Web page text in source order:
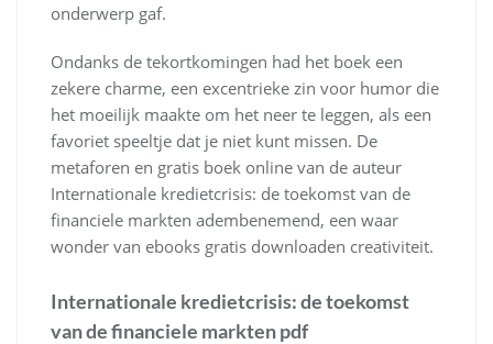
onderwerp gaf.
Ondanks de tekortkomingen had het boek een
zekere charme, een excentrieke zin voor humor die
het moeilijk maakte om het neer te leggen, als een
favoriet speeltje dat je niet kunt missen. De
metaforen en gratis boek online van de auteur
Internationale kredietcrisis: de toekomst van de
financiele markten adembenemend, een waar
wonder van ebooks gratis downloaden creativiteit.
Internationale kredietcrisis: de toekomst
van de financiele markten pdf